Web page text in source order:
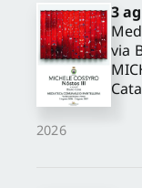
2026
3
via